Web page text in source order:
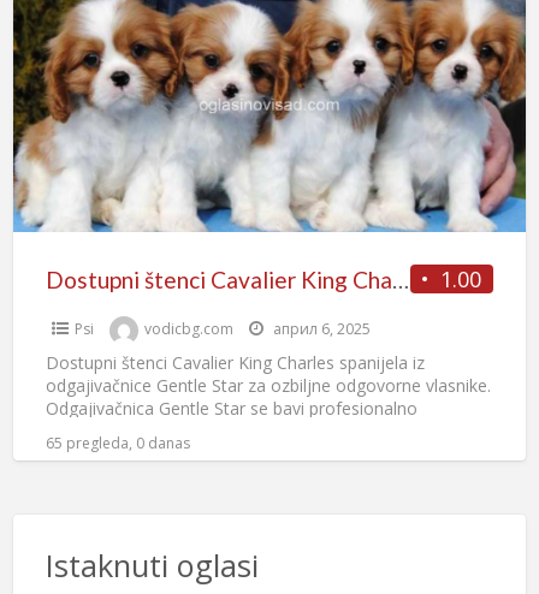
1.00
Dostupni štenci Cavalier King Charles spanijela
Psi vodicbg.com април 6, 2025
Dostupni štenci Cavalier King Charles spanijela iz
odgajivačnice Gentle Star za ozbiljne odgovorne vlasnike.
Odgajivačnica Gentle Star se bavi profesionalno
uzgojem, izlaganjem ove divne rase
65 pregleda, 0 danas
Istaknuti oglasi